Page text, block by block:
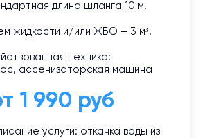
длина шланга 10 м.
жидкости и/или ЖБО – 3 м³.
техника:
ассенизаторская машина
1 990 руб
услуги: откачка воды из